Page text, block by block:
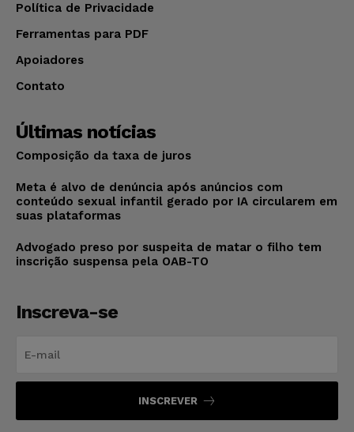
Política de Privacidade
Ferramentas para PDF
Apoiadores
Contato
Últimas notícias
Composição da taxa de juros
Meta é alvo de denúncia após anúncios com
conteúdo sexual infantil gerado por IA circularem em
suas plataformas
Advogado preso por suspeita de matar o filho tem
inscrição suspensa pela OAB-TO
Inscreva-se
INSCREVER